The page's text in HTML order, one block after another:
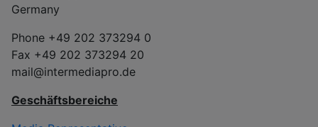
Germany
Phone +49 202 373294 0
Fax +49 202 373294 20
mail@intermediapro.de
Geschäftsbereiche